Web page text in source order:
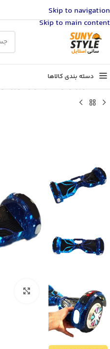
Skip to navigation
Skip to main content
دسته بندی کالاها
خانه/ورزش و سفر/لوازم ورزشی